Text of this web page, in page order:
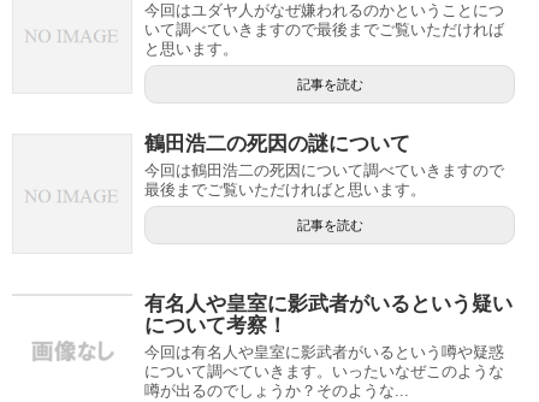
今回はユダヤ人がなぜ嫌われるのかということにつ
いて調べていきますので最後までご覧いただければ
と思います。
記事を読む
鶴田浩二の死因の謎について
今回は鶴田浩二の死因について調べていきますので
最後までご覧いただければと思います。
記事を読む
有名人や皇室に影武者がいるという疑い
について考察！
今回は有名人や皇室に影武者がいるという噂や疑惑
について調べていきます。いったいなぜこのような
噂が出るのでしょうか？そのような...